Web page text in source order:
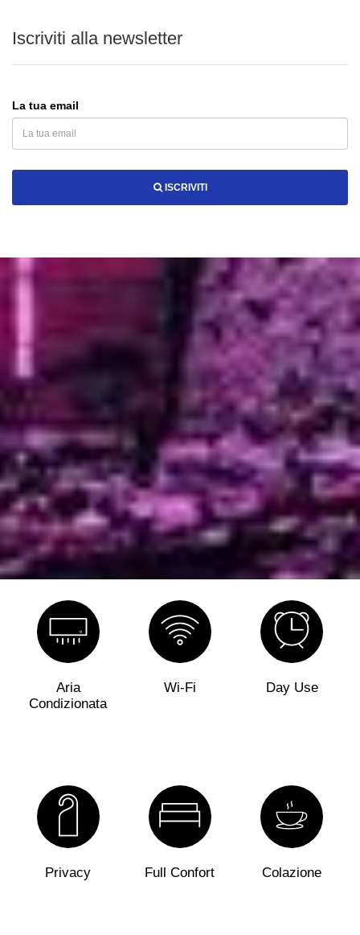
Iscriviti alla newsletter
La tua email
ISCRIVITI
Aria
Condizionata
Wi-Fi Day Use
Privacy Full Confort Colazione